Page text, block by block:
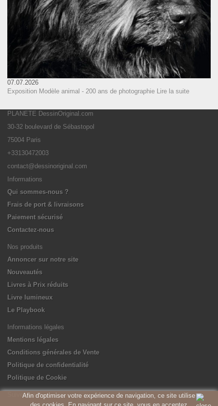
Afin d'optimiser votre expérience de navigation, ce site utilise
07.07.2026
Exposition Modèle animal - 200 ans de photographie
Lire la suite
PLANETE DessinOriginal.com
30-32 boulevard de Sébastopol
75004 Paris
+33130472003
contact@dessinoriginal.com
Informations
Qui sommes-nous ?
Frais de port & livraisons
Paiement sécurisé
Contactez-nous
Nos produits
Annoncer sur notre site
Nouveautés
Livres à Prix réduits
Livre lumineux
Le Playbook
Informations légales
Mentions légales
Conditions générales de Vente
Politique de confidentialité
Politique de Cookie
Suivez-nous